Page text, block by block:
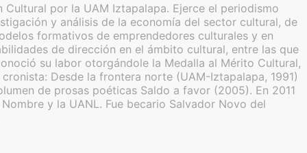
por la UAM Iztapalapa. Ejerce el periodismo
y análisis de la economía del sector cultural, de
formativos de emprendedores culturales y en
de dirección en el ámbito cultural, entre las que
su labor otorgándole la Medalla al Mérito Cultural,
Desde la frontera norte (UAM-Iztapalapa, 1991)
de prosas poéticas Saldo a favor (2005). En 2011
y la UANL. Fue becario Salvador Novo del